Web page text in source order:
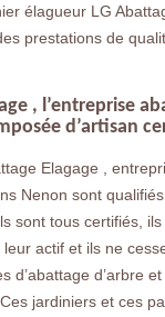
élagueur LG
prestations de
, l’entreprise
d’artisan
Elagage ,
Nenon sont
sont tous certifiés,
leur actif et ils ne
d’abattage d’arbre et
jardiniers et ces